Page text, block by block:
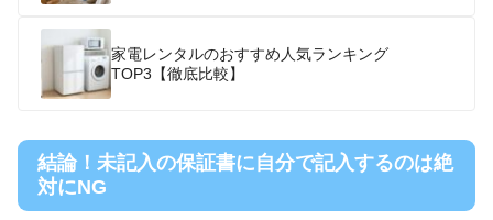
家電レンタルのおすすめ人気ランキング
TOP3【徹底比較】
結論！未記入の保証書に自分で記入するのは絶
対にNG